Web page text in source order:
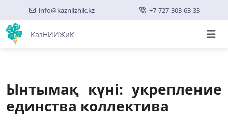
info@kazniizhik.kz +7-727-303-63-33
КазНИИЖиК
Ынтымақ күні: укрепление
единства коллектива